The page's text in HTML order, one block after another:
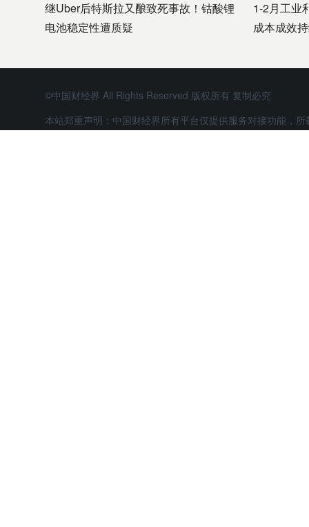
继Uber后特斯拉又酿致死事故！钴酸锂
电池稳定性遭质疑
1-2月工业
成本成效
©中国财经界 All Rights Reserved 版权所有 复制必究
本站郑重声明：中国财经界所有平台仅提供服务对接功能，